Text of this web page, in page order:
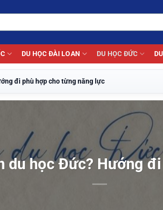
DU HỌC ĐÀI LOAN DU HỌC ĐỨC
đi phù hợp cho từng năng lực
du học Đức? Hướng